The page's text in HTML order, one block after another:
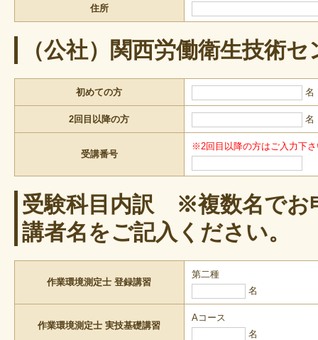
住所
（公社）関西労働衛生技術
初めての方 名
2回目以降の方 名
受講番号
※2回目以降の方はご入力下
受験科目内訳 ※複数名でお
講者名をご記入ください。
作業環境測定士 登録講習
第二種
名
作業環境測定士 実技基礎講習
Aコース
名